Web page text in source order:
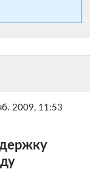
2009, 11:53